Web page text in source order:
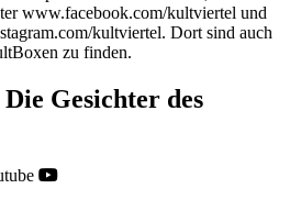
www.facebook.com/kultviertel und
kultviertel. Dort sind auch
zu finden.
Gesichter des